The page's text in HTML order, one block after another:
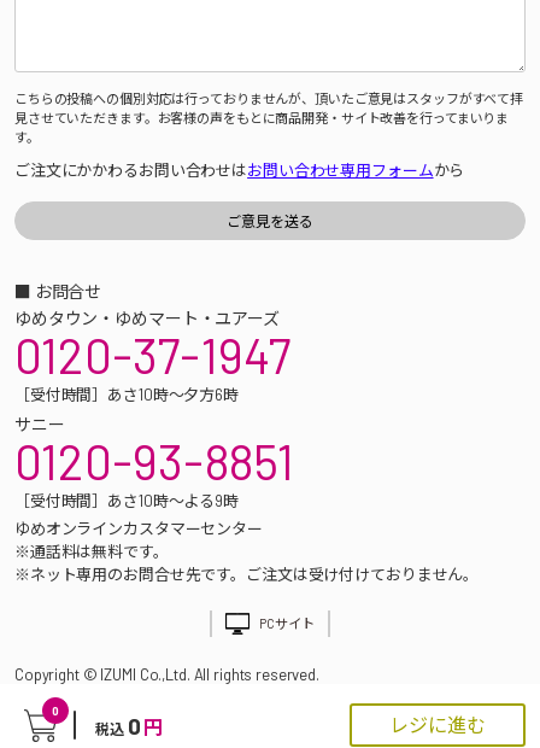
0
税込 0 円 レジに進む
こちらの投稿への個別対応は行っておりませんが、頂いたご意見はスタッフがすべて拝
見させていただきます。お客様の声をもとに商品開発・サイト改善を行ってまいりま
す。
ご注文にかかわるお問い合わせはお問い合わせ専用フォームから
■ お問合せ
ゆめタウン・ゆめマート・ユアーズ
0120-37-1947
［受付時間］あさ10時～夕方6時
サニー
0120-93-8851
［受付時間］あさ10時～よる9時
ゆめオンラインカスタマーセンター
※通話料は無料です。
※ネット専用のお問合せ先です。ご注文は受け付けておりません。
PCサイト
Copyright © IZUMI Co.,Ltd. All rights reserved.